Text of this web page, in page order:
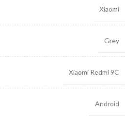
Xiaomi
Grey
Xiaomi Redmi 9C
Android